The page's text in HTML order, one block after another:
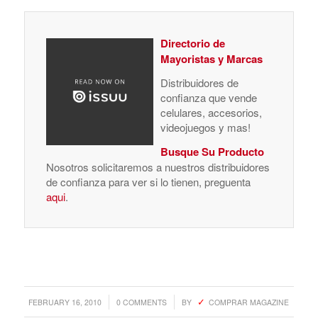
Directorio de
Mayoristas y Marcas
Distribuidores de
confianza que vende
celulares, accesorios,
videojuegos y mas!
Busque Su Producto
Nosotros solicitaremos a nuestros distribuidores
de confianza para ver si lo tienen, preguenta
aqui.
FEBRUARY 16, 2010
/ 0 COMMENTS
/ BY COMPRAR MAGAZINE